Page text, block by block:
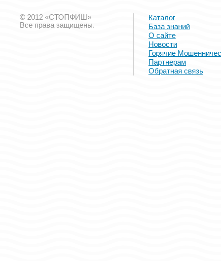
© 2012 «СТОПФИШ»
Все права защищены.
Каталог
База знаний
О сайте
Новости
Горячие
Партнерам
Обратная связь